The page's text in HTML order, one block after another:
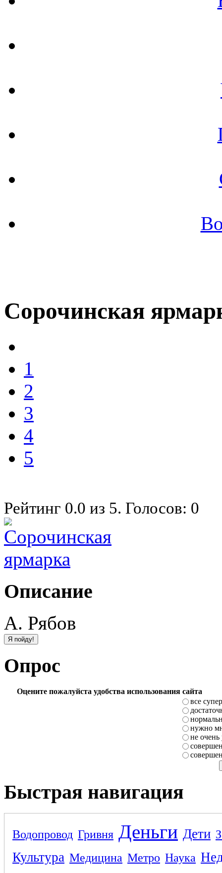
Сорочинская
1
2
3
4
5
Рейтинг 0.0 из 5. Голосов: 0
Описание
А. Рябов
Опрос
Оцените пожалуйста удобства использования сайта
все супер
нужно
не очень
Быстрая навигация
Водопровод Гривня Деньги Дети
Культура Медицина Метро Наука